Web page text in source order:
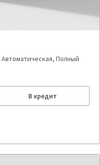
Автоматическая, Полный
В кредит